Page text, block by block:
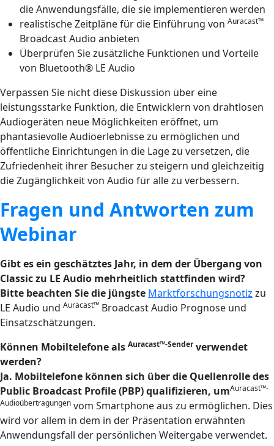
die Anwendungsfälle, die sie implementieren werden
realistische Zeitpläne für die Einführung von Auracast™
Broadcast Audio anbieten
Überprüfen Sie zusätzliche Funktionen und Vorteile
von Bluetooth® LE Audio
Verpassen Sie nicht diese Diskussion über eine
leistungsstarke Funktion, die Entwicklern von drahtlosen
Audiogeräten neue Möglichkeiten eröffnet, um
phantasievolle Audioerlebnisse zu ermöglichen und
öffentliche Einrichtungen in die Lage zu versetzen, die
Zufriedenheit ihrer Besucher zu steigern und gleichzeitig
die Zugänglichkeit von Audio für alle zu verbessern.
Fragen und Antworten zum
Webinar
Gibt es ein geschätztes Jahr, in dem der Übergang von
Classic zu LE Audio mehrheitlich stattfinden wird?
Bitte beachten Sie die jüngste Marktforschungsnotiz zu
LE Audio und Auracast™ Broadcast Audio Prognose und
Einsatzschätzungen.
Können Mobiltelefone als Auracast™-Senderverwendet
werden?
Ja. Mobiltelefone können sich über die Quellenrolle des
Public Broadcast Profile (PBP) qualifizieren, umAuracast™-
Audioübertragungen vom Smartphone aus zu ermöglichen. Dies
wird vor allem in dem in der Präsentation erwähnten
Anwendungsfall der persönlichen Weitergabe verwendet.